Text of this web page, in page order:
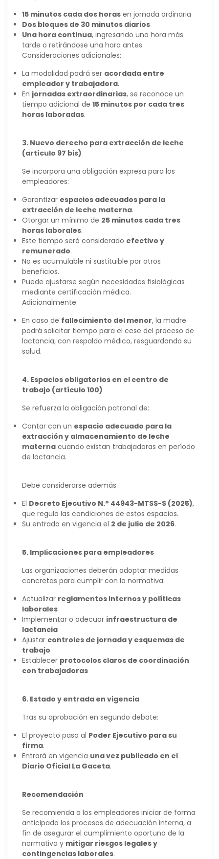
15 minutos cada dos horas en jornada ordinaria
Dos bloques de 30 minutos diarios
Una hora continua, ingresando una hora más
tarde o retirándose una hora antes
Consideraciones adicionales:
La modalidad podrá ser acordada entre
empleador y trabajadora.
En jornadas extraordinarias, se reconoce un
tiempo adicional de 15 minutos por cada tres
horas laboradas.
3. Nuevo derecho para extracción de leche
(artículo 97 bis)
Se incorpora una obligación expresa para los
empleadores:
Garantizar espacios adecuados para la
extracción de leche materna.
Otorgar un mínimo de 25 minutos cada tres
horas laborales.
Este tiempo será considerado efectivo y
remunerado.
No es acumulable ni sustituible por otros
beneficios.
Puede ajustarse según necesidades fisiológicas
mediante certificación médica.
Adicionalmente:
En caso de fallecimiento del menor, la madre
podrá solicitar tiempo para el cese del proceso de
lactancia, con respaldo médico, resguardando su
salud.
4. Espacios obligatorios en el centro de
trabajo (artículo 100)
Se refuerza la obligación patronal de:
Contar con un espacio adecuado para la
extracción y almacenamiento de leche
materna cuando existan trabajadoras en período
de lactancia.
Debe considerarse además:
El Decreto Ejecutivo N.° 44943-MTSS-S (2025),
que regula las condiciones de estos espacios.
Su entrada en vigencia el 2 de julio de 2026.
5. Implicaciones para empleadores
Las organizaciones deberán adoptar medidas
concretas para cumplir con la normativa:
Actualizar reglamentos internos y políticas
laborales
Implementar o adecuar infraestructura de
lactancia
Ajustar controles de jornada y esquemas de
trabajo
Establecer protocolos claros de coordinación
con trabajadoras
6. Estado y entrada en vigencia
Tras su aprobación en segundo debate:
El proyecto pasa al Poder Ejecutivo para su
firma.
Entrará en vigencia una vez publicado en el
Diario Oficial La Gaceta.
Recomendación
Se recomienda a los empleadores iniciar de forma
anticipada los procesos de adecuación interna, a
fin de asegurar el cumplimiento oportuno de la
normativa y mitigar riesgos legales y
contingencias laborales.